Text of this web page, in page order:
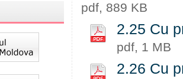
pdf, 889 KB
2.25 Cu
pdf, 1 MB
2.26 Cu